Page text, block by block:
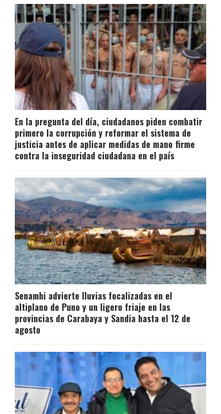
En la pregunta del día, ciudadanos piden combatir
primero la corrupción y reformar el sistema de
justicia antes de aplicar medidas de mano firme
contra la inseguridad ciudadana en el país
Senamhi advierte lluvias focalizadas en el
altiplano de Puno y un ligero friaje en las
provincias de Carabaya y Sandia hasta el 12 de
agosto